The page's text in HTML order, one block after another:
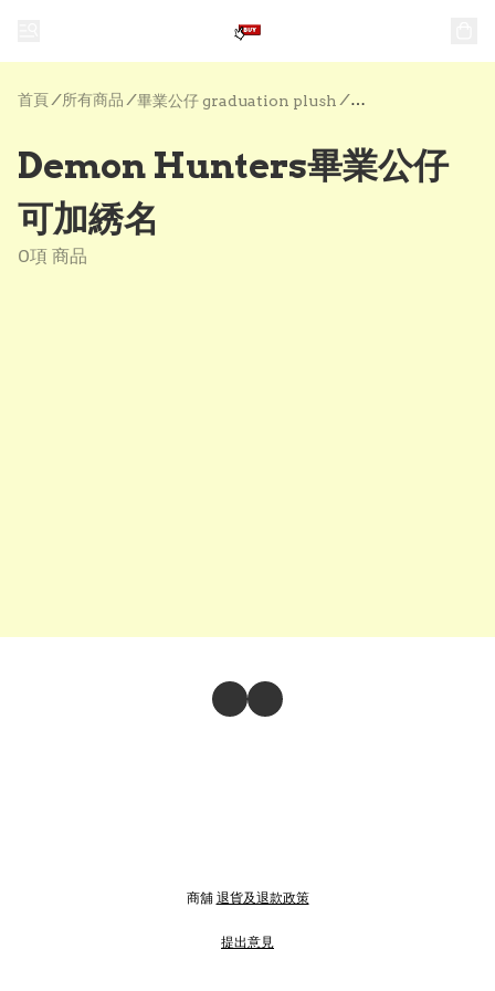
首頁/ 所有商品 /畢業公仔 graduation plush /
Demon Hunters畢業公仔
可加綉名
0項 商品
商舖 退貨及退款政策
提出意見